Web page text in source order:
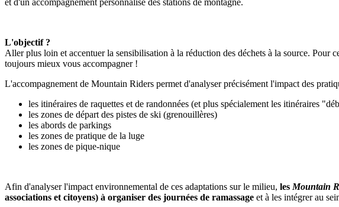
et d'un accompagnement personnalisé des stations de montagne.
L'objectif ?
Aller plus loin et accentuer la sensibilisation à la réduction des déchets à la source.
toujours mieux vous accompagner !
L'accompagnement de Mountain Riders permet d'analyser précisément l'impact des
les itinéraires de raquettes et de randonnées (et plus spécialement les itinéraires
les zones de départ des pistes de ski (grenouillères)
les abords de parkings
les zones de pratique de la luge
les zones de pique-nique
Afin d'analyser l'impact environnemental de ces adaptations sur le milieu, lesMountain
associations et citoyens) à organiser des journées de ramassage et à les intégrer au